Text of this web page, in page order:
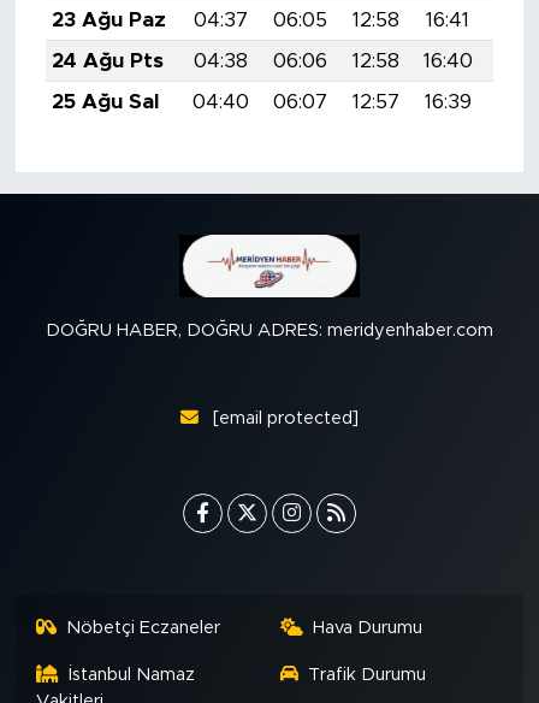
23 Ağu Paz
04:37 06:05 12:58 16:41
24 Ağu Pts
04:38 06:06 12:58 16:40
25 Ağu Sal
04:40 06:07 12:57 16:39
DOĞRU HABER, DOĞRU ADRES: meridyenhaber.com
[email protected]
Nöbetçi Eczaneler Hava Durumu
İstanbul Namaz
Trafik Durumu